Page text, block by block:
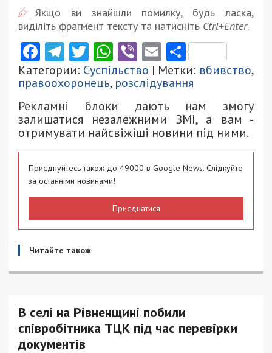
Якщо ви знайшли помилку, будь ласка,
виділіть фрагмент тексту та натисніть Ctrl+Enter.
Facebook
Telegram
Twitter
WhatsApp
ViberEmail
Категории: Суспільство | Метки: вбивство,
правоохоронець, розслідування
Рекламні блоки дають нам змогу
залишатися незалежними ЗМІ, а вам -
отримувати найсвіжіші новини під ними.
Приєднуйтесь також до 49000 в Google News. Слідкуйте
за останніми новинами!
Приєднатися
Читайте також
В селі на Рівненщині побили
співробітника ТЦК під час перевірки
документів